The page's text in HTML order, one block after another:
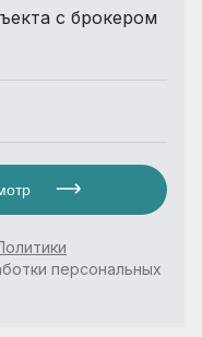
с брокером
персональных